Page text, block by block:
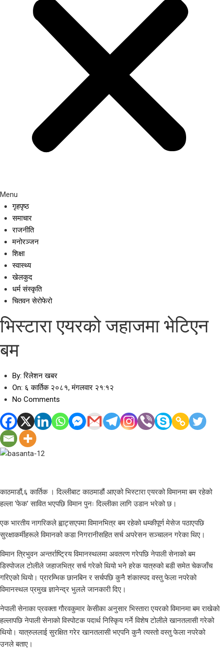
Menu
गृहपृष्ठ
समाचार
राजनीति
मनोरञ्जन
शिक्षा
स्वास्थ्य
खेलकुद
धर्म संस्कृति
चितवन सेरोफेरो
भिस्टारा एयरको जहाजमा भेटिएन
बम
By: रिलेशन खबर
On: ६ कार्तिक २०८१, मंगलवार २१:१२
No Comments
काठमाडौं,६ कार्तिक । दिल्लीबाट काठमाडौं आएको भिस्टारा एयरको विमानमा बम रहेको
हल्ला ‘फेक’ सावित भएपछि विमान पुनः दिल्लीका लागि उडान भरेको छ।
एक भारतीय नागरिकले ह्वाट्सएपमा विमानभित्र बम रहेको धम्कीपूर्ण मेसेज पठाएपछि
सुरक्षाकर्मीहरूले विमानको कडा निगरानीसहित सर्च अपरेसन सञ्चालन गरेका थिए।
विमान त्रिभुवन अन्तर्राष्ट्रिय विमानस्थलमा अवतरण गरेपछि नेपाली सेनाको बम
डिस्पोजल टोलीले जहाजभित्र सर्च गरेको थियो भने हरेक यात्रुको बडी समेत चेकजाँच
गरिएको थियो। प्रारम्भिक छानबिन र सर्चपछि कुनै शंकास्पद वस्तु फेला नपरेको
विमानस्थल प्रमुख ज्ञानेन्द्र भुलले जानकारी दिए।
नेपाली सेनाका प्रवक्ता गौरवकुमार केसीका अनुसार भिस्तारा एयरको विमानमा बम राखेको
हल्लापछि नेपाली सेनाको विस्पोटक पदार्थ निस्किृय गर्ने विशेष टोलीले खानतलासी गरेको
थियो। यात्रुललाई सुरक्षित गरेर खानतलासी भएपनि कुनै त्यस्तो वस्तु फेला नपरेको
उनले बताए।